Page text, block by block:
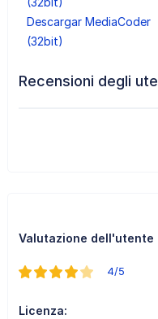
Descargar MediaCoder
(32bit)
Recensioni degli
Valutazione dell'utente
4/5
Licenza: